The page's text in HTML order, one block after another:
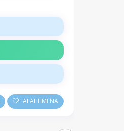
ΑΓΑΠΗΜΕΝΑ